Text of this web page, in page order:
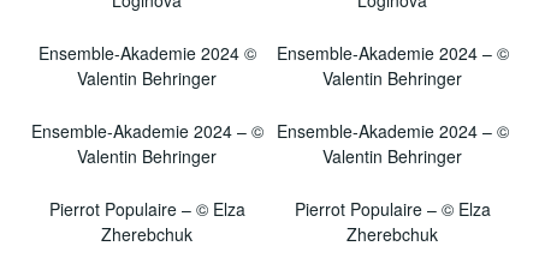
Ensemble-Akademie 2024 ©
Valentin Behringer
Ensemble-Akademie 2024 – ©
Valentin Behringer
Ensemble-Akademie 2024 – ©
Valentin Behringer
Ensemble-Akademie 2024 – ©
Valentin Behringer
Pierrot Populaire – © Elza
Zherebchuk
Pierrot Populaire – © Elza
Zherebchuk